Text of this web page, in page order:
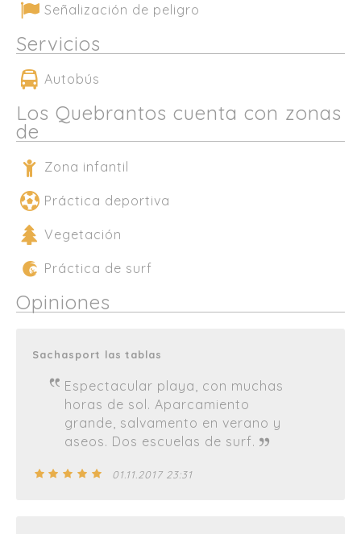
Señalización de peligro
Servicios
Autobús
Los Quebrantos cuenta con zonas
de
Zona infantil
Práctica deportiva
Vegetación
Práctica de surf
Opiniones
Sachasport las tablas
Espectacular playa, con muchas
horas de sol. Aparcamiento
grande, salvamento en verano y
aseos. Dos escuelas de surf.
01.11.2017 23:31